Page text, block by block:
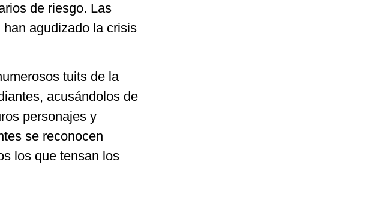
de riesgo. Las
agudizado la crisis
tuits de la
acusándolos de
personajes y
se reconocen
los que tensan los